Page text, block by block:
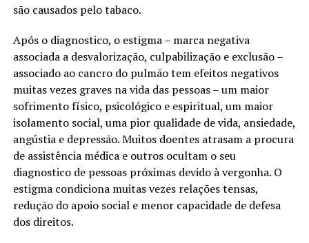
são causados pelo tabaco.
Após o diagnostico, o estigma – marca negativa
associada a desvalorização, culpabilização e exclusão –
associado ao cancro do pulmão tem efeitos negativos
muitas vezes graves na vida das pessoas – um maior
sofrimento físico, psicológico e espiritual, um maior
isolamento social, uma pior qualidade de vida, ansiedade,
angústia e depressão. Muitos doentes atrasam a procura
de assistência médica e outros ocultam o seu
diagnostico de pessoas próximas devido à vergonha. O
estigma condiciona muitas vezes relações tensas,
redução do apoio social e menor capacidade de defesa
dos direitos.